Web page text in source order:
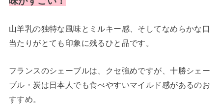
山羊乳の独特な風味とミルキー感、そしてなめらかな口
当たりがとても印象に残るひと品です。
フランスのシェーブルは、クセ強めですが、十勝シェー
ブル・炭は日本人でも食べやすいマイルド感があるのお
すすめ。